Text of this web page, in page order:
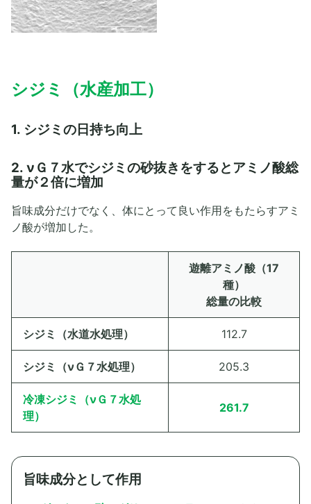
シジミ（水産加工）
1. シジミの日持ち向上
2. νＧ７水でシジミの砂抜きをするとアミノ酸総
量が２倍に増加
旨味成分だけでなく、体にとって良い作用をもたらすアミ
ノ酸が増加した。
遊離アミノ酸（17
種）
総量の比較
シジミ（水道水処理） 112.7
シジミ（νＧ７水処理） 205.3
冷凍シジミ（νＧ７水処
理）
261.7
旨味成分として作用